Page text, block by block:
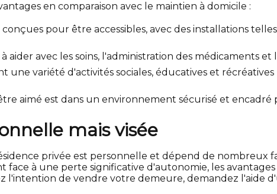
en comparaison avec le maintien à domicile :
conçues pour être accessibles, avec des installations
aider avec les soins, l'administration des médicaments
une variété d'activités sociales, éducatives et
aimé est dans un environnement sécurisé et
mais visée
privée est personnelle et dépend de nombreux
à une perte significative d'autonomie, les
l'intention de vendre votre demeure, demandez l'aide